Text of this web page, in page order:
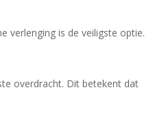
verlenging is de veiligste optie.
overdracht. Dit betekent dat